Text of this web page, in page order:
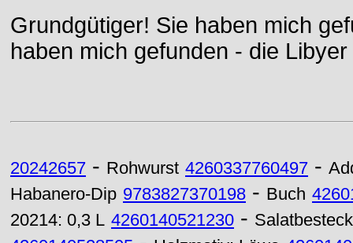
Grundgütiger! Sie haben mich
haben mich gefunden - die
20242657 - Rohwurst 4260337760497 -
Habanero-Dip 9783827370198 - Buch
20214: 0,3 L 4260140521230 -